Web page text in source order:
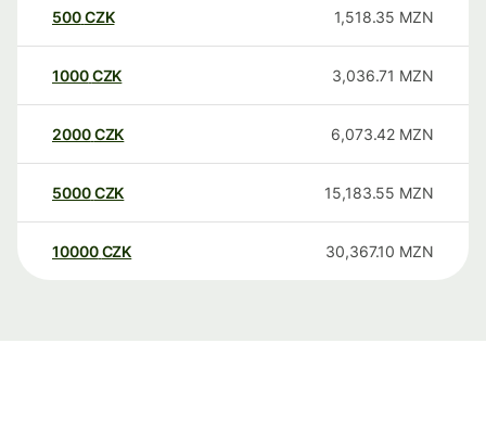
500CZK 1,518.35 MZN
1000CZK 3,036.71 MZN
2000CZK 6,073.42 MZN
5000CZK 15,183.55 MZN
10000 CZK 30,367.10 MZN